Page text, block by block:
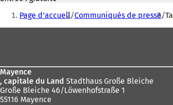
Vous
êtes
Page d'accueil Communiqués de presse
Mayence
, capitale du Land Stadthaus Große Bleiche
Große Bleiche 46/Löwenhofstraße 1
55116 Mayence